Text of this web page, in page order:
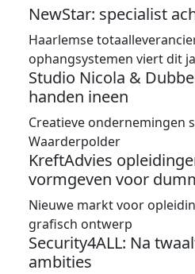
NewStar: specialist
Haarlemse
ophangsystemen viert dit
Studio Nicola &
handen ineen
Creatieve ondernemingen
Waarderpolder
KreftAdvies
vormgeven voor
Nieuwe markt voor
grafisch ontwerp
Security4ALL: Na
ambities